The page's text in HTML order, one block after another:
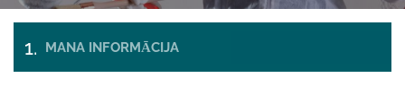
MANA INFORMĀCIJA